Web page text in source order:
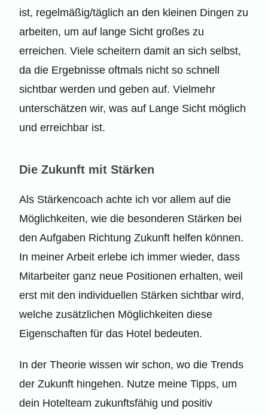
ist, regelmäßig/täglich an den kleinen Dingen zu
arbeiten, um auf lange Sicht großes zu
erreichen. Viele scheitern damit an sich selbst,
da die Ergebnisse oftmals nicht so schnell
sichtbar werden und geben auf. Vielmehr
unterschätzen wir, was auf Lange Sicht möglich
und erreichbar ist.
Die Zukunft mit Stärken
Als Stärkencoach achte ich vor allem auf die
Möglichkeiten, wie die besonderen Stärken bei
den Aufgaben Richtung Zukunft helfen können.
In meiner Arbeit erlebe ich immer wieder, dass
Mitarbeiter ganz neue Positionen erhalten, weil
erst mit den individuellen Stärken sichtbar wird,
welche zusätzlichen Möglichkeiten diese
Eigenschaften für das Hotel bedeuten.
In der Theorie wissen wir schon, wo die Trends
der Zukunft hingehen. Nutze meine Tipps, um
dein Hotelteam zukunftsfähig und positiv